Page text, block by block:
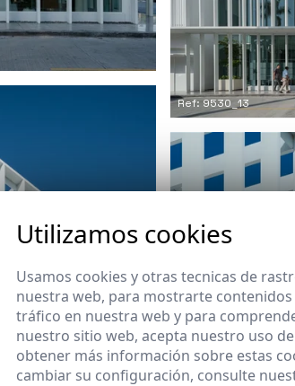
Ref: 9530_13
Utilizamos cookies
Usamos cookies y otras tecnicas de
nuestra web, para mostrarte
tráfico en nuestra web y para
nuestro sitio web, acepta nuestro uso
obtener más información sobre estas
cambiar su configuración, consulte